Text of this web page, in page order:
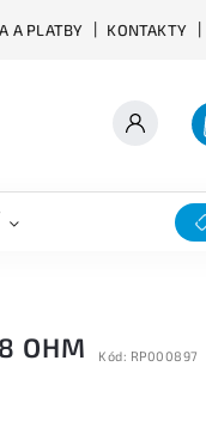
A PLATBY KONTAKTY
OHM Kód: RP000897